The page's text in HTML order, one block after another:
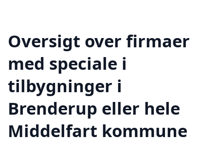
Oversigt over firmaer
med speciale i
tilbygninger i
Brenderup eller hele
Middelfart kommune